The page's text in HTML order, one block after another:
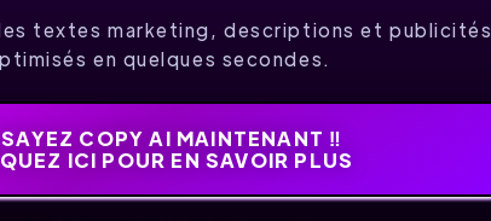
textes marketing, descriptions et publicités
en quelques secondes.
COPY AI MAINTENANT ‼️
ICI POUR EN SAVOIR PLUS